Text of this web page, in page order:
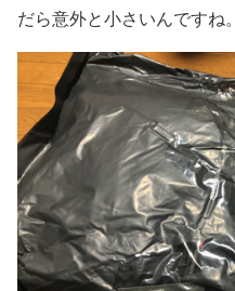
だら意外と小さいんですね。